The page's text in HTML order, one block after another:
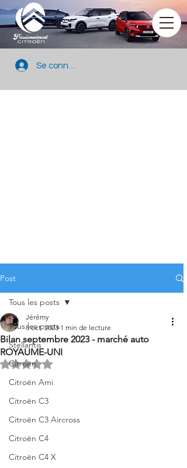
Se connecter
Post
Tous les posts
Stellantis
Citroën
Citroën Ami
Citroën C3
Citroën C3 Aircross
Citroën C4
Citroën C4 X
Tous les posts
Bilan septembre 2023 - marché auto
ROYAUME-UNI
Jérémy
8 oct. 2023 1 min de lecture
Noté NaN étoiles sur 5.